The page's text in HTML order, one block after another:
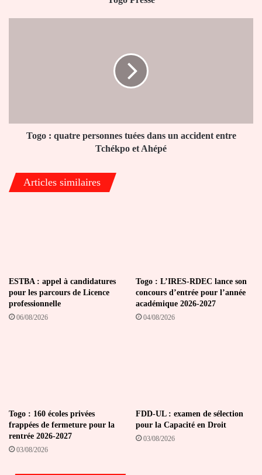
entre
TchékpoTogo : quatre personnes tuées dans un accident entre
Tchékpo et Ahépé
Articles similaires
ESTBA : appel à candidatures
pour les parcours de Licence
professionnelle
06/08/2026
Togo : L’IRES-RDEC lance son
concours d’entrée pour l’année
académique 2026-2027
04/08/2026
Togo : 160 écoles privées
frappées de fermeture pour la
rentrée 2026-2027
03/08/2026
FDD-UL : examen de sélection
pour la Capacité en Droit
03/08/2026